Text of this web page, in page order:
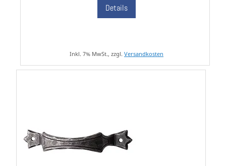
Details
Inkl. 7% MwSt., zzgl. Versandkosten